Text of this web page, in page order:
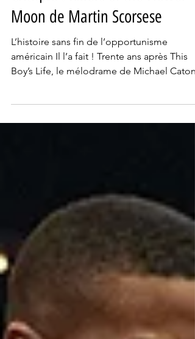
Critique : Killers of the Flower
Moon de Martin Scorsese
L’histoire sans fin de l’opportunisme
américain Il l’a fait ! Trente ans après This
Jones sur...